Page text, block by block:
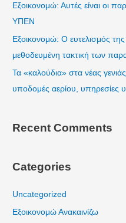
:
Εξοικονομώ: Αυτές είναι οι
ΥΠΕΝ
Εξοικονομώ: Ο ευτελισμός της
μεθοδευμένη τακτική των
Τα «καλούδια» στα νέας
υποδομές αερίου, υπηρεσίες
Recent Comments
Categories
Uncategorized
Εξοικονομώ Ανακαινίζω